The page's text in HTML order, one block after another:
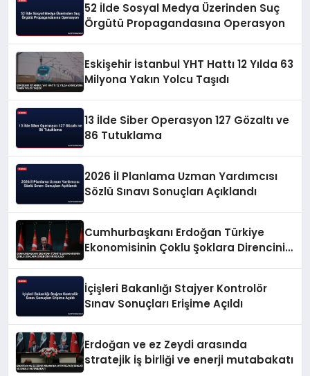
52 İlde Sosyal Medya Üzerinden Suç
Örgütü Propagandasına Operasyon
Eskişehir İstanbul YHT Hattı 12 Yılda 63
Milyona Yakın Yolcu Taşıdı
13 İlde Siber Operasyon 127 Gözaltı ve
86 Tutuklama
2026 İl Planlama Uzman Yardımcısı
Sözlü Sınavı Sonuçları Açıklandı
Cumhurbaşkanı Erdoğan Türkiye
Ekonomisinin Çoklu Şoklara Direncini
İçişleri Bakanlığı Stajyer Kontrolör
Sınav Sonuçları Erişime Açıldı
Erdoğan ve ez Zeydi arasında
stratejik iş birliği ve enerji mutabakatı